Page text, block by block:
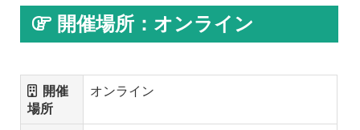
開催場所：オンライン
開催
場所
オンライン